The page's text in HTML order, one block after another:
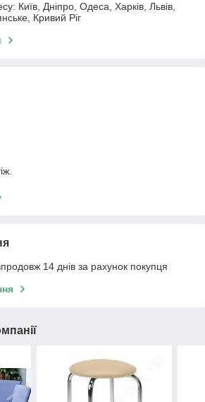
Київ, Дніпро, Одеса, Харків, Львів,
Кривий Ріг
14 днів за рахунок покупця